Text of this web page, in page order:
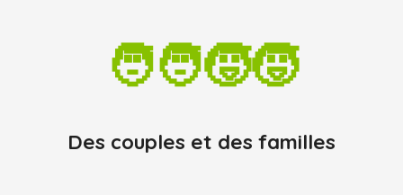
🧑‍🧑‍🧒‍🧒
Des couples et des familles